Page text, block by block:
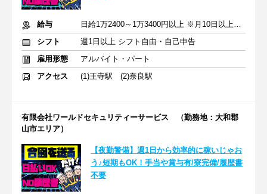
給与
日給1万2400～1万3400円以上 ※月10日以上出勤で日給500円UP
シフト
週1日以上 シフト自由・自己申告
雇用形態
アルバイト・パート
アクセス
(1)王寺駅 (2)奈良駅
有限会社ワールドセキュリティーサービス （勤務地：大和郡
山市エリア）
【夜勤警備】週1日から効率的に稼いじゃお
う♪短期もOK！手当や賞与有/寮完備/履歴書
不要